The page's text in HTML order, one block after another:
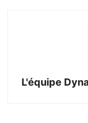
L'équipe